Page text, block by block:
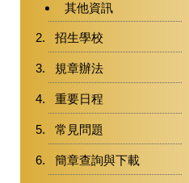
其他資訊
招生學校
規章辦法
重要日程
常見問題
簡章查詢與下載